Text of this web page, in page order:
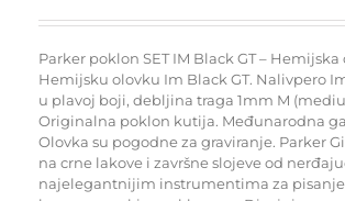
Parker poklon SET IM Black GT –
Hemijsku olovku Im Black GT. Nalivpero
u plavoj boji, debljina traga 1mm M
Originalna poklon kutija. Međunarodna
Olovka su pogodne za graviranje. Parker
na crne lakove i završne slojeve od
najelegantnijim instrumentima za